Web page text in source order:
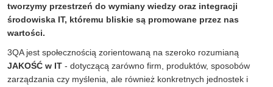
tworzymy przestrzeń do wymiany wiedzy oraz integracji
środowiska IT, któremu bliskie są promowane przez nas
wartości.
3QA jest społecznością zorientowaną na szeroko rozumianą
JAKOŚĆ w IT - dotyczącą zarówno firm, produktów, sposobów
zarządzania czy myślenia, ale również konkretnych jednostek i